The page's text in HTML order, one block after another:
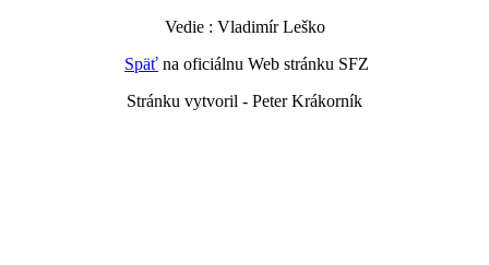
Vedie : Vladimír Leško
Späť na oficiálnu Web stránku SFZ
Stránku vytvoril - Peter Krákorník